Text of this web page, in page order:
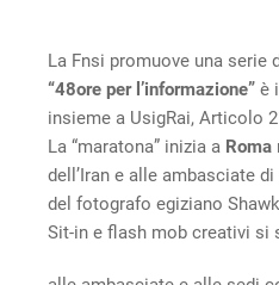
La Fnsi promuove una serie
“48ore per l’informazione” è
insieme a UsigRai, Articolo
La “maratona” inizia a Roma
dell’Iran e alle ambasciate
del fotografo egiziano
Sit-in e flash mob creativi si